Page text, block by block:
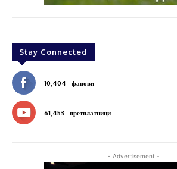
Stay Connected
10,404 фанови
61,453 претплатници
- Advertisement -